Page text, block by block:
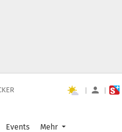
| |
Events Mehr